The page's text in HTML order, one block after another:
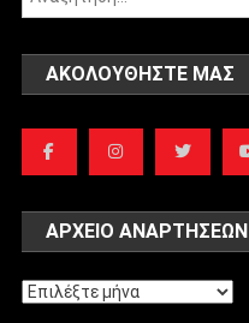
ΑΚΟΛΟΥΘΉΣΤΕ ΜΑΣ
ΑΡΧΕΊΟ ΑΝΑΡΤΉΣΕΩΝ
Αρχείο